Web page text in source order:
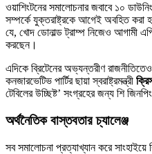
ওয়াশিংটনের সমালোচনার জবাবে ১০
সম্পর্কে যুক্তরাষ্ট্রকে আগেই অবহিত করা
যে, খোদ ডোনাল্ড ট্রাম্প নিজেও আগামী
করছেন।
এদিকে ব্রিটেনের অভ্যন্তরীণ
কনজারভেটিভ পার্টির ছায়া স্বরাষ্ট্রমন্ত্রী
টেবিলের উচ্ছিষ্ট’ সংগ্রহের জন্য শি
অর্থনৈতিক বাস্তবতার চ্যালেঞ্জ
সব সমালোচনা প্রত্যাখ্যান করে সাংহাইয়ে